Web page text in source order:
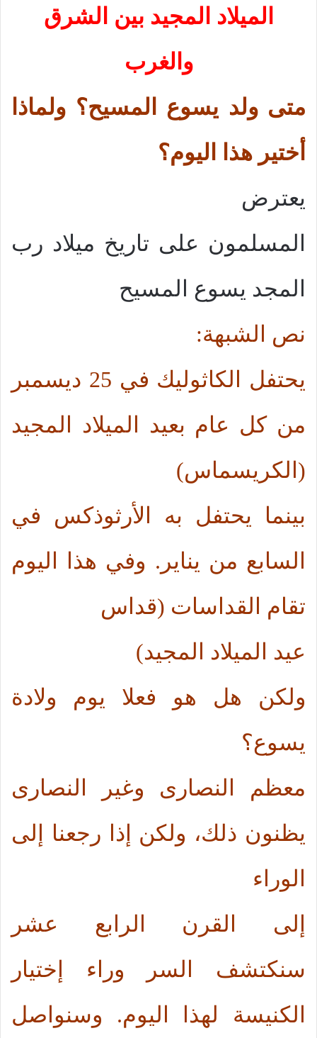
الميلاد المجيد بين الشرق
والغرب
متى ولد يسوع المسيح؟ ولماذا
أختير هذا اليوم؟
يعترض
المسلمون على تاريخ ميلاد رب
المجد يسوع المسيح
نص الشبهة:
يحتفل الكاثوليك في 25 ديسمبر
من كل عام بعيد الميلاد المجيد
(الكريسماس)
بينما يحتفل به الأرثوذكس في
السابع من يناير. وفي هذا اليوم
تقام القداسات (قداس
عيد الميلاد المجيد)
ولكن هل هو فعلا يوم ولادة
يسوع؟
معظم النصارى وغير النصارى
يظنون ذلك، ولكن إذا رجعنا إلى
الوراء
إلى القرن الرابع عشر
سنكتشف السر وراء إختيار
الكنيسة لهذا اليوم. وسنواصل